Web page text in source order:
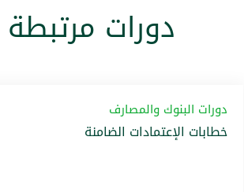
دورات مرتبطة
دورات البنوك والمصارف
خطابات الإعتمادات الضامنة